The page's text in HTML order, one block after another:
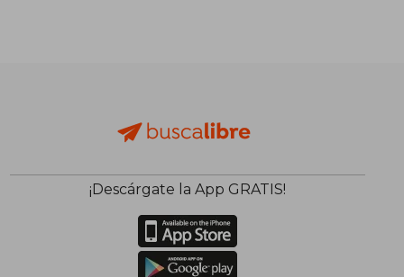
¡Descárgate la App GRATIS!